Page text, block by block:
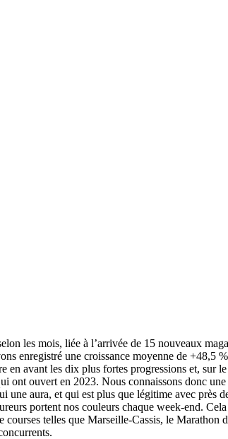
les mois, liée à l’arrivée de 15 nouveaux
enregistré une croissance moyenne de +48,5
en avant les dix plus fortes progressions et,
ont ouvert en 2023. Nous connaissons donc
aura, et qui est plus que légitime avec près
portent nos couleurs chaque week-end.
courses telles que Marseille-Cassis, le